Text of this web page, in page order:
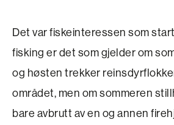
Det var fiskeinteressen som
fisking er det som gjelder om
og høsten trekker
området, men om sommeren
bare avbrutt av en og annen